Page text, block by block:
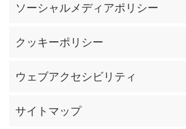
ソーシャルメディアポリシー
クッキーポリシー
ウェブアクセシビリティ
サイトマップ